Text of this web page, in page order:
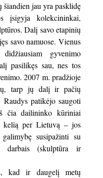
jau yra pasklidę
įsigyja kolekcininkai,
Dalį savo etapinių
savo namuose. Vienus
gyvenimo
pasilikęs sau, nes tos
2007 m. pradžioje
tarp jų dalį ir pačių
patikėjo saugoti
čia dailininko kūriniai
kelią per Lietuvą – jos
susipažinti su
(skulptūra ir
kad ir daugelį metų